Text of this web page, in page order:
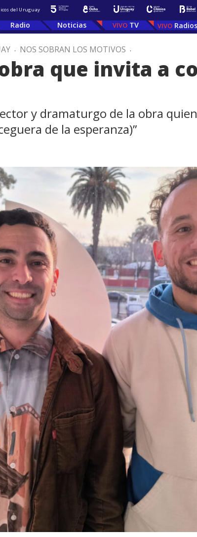
del Uruguay
Radio Noticias TV Radios
. NOS SOBRAN LOS MOTIVOS .
que invita a
y dramaturgo de la obra
de la esperanza)”